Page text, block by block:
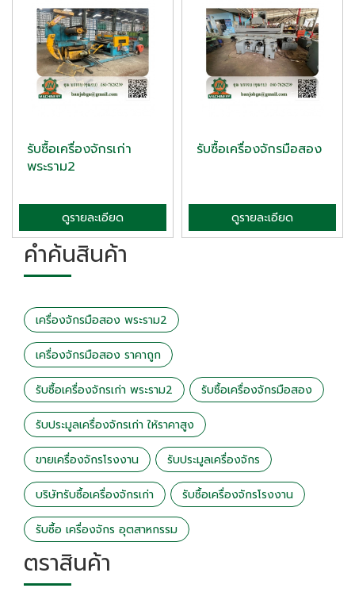
รับซื้อเครื่องจักรเก่า
พระราม2
ดูรายละเอียด
รับซื้อเครื่องจักรมือสอง
ดูรายละเอียด
คำค้นสินค้า
เครื่องจักรมือสอง พระราม2
เครื่องจักรมือสอง ราคาถูก
รับซื้อเครื่องจักรเก่า พระราม2 รับซื้อเครื่องจักรมือสอง
รับประมูลเครื่องจักรเก่า ให้ราคาสูง
ขายเครื่องจักรโรงงาน รับประมูลเครื่องจักร
บริษัทรับซื้อเครื่องจักรเก่า รับซื้อเครื่องจักรโรงงาน
รับซื้อ เครื่องจักร อุตสาหกรรม
ตราสินค้า